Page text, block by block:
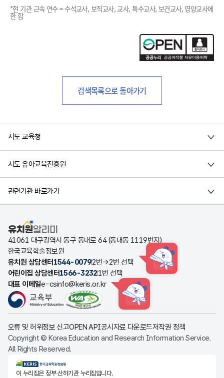
*현 기관 근속 연수 = 수석교사, 보직교사, 교사, 특수교사, 보건교사, 영양교사에
한 함
검색목록으로 돌아가기
시도 교육청
시도 유아교육진흥원
관련기관 바로가기
유치원알리미
41061 대구광역시 동구 동내로 64 (동내동 1119번지)
한국교육학술정보원
유치원 상담센터 1544-00792번→2번 선택 HINT
어린이집 상담센터1566-32321번 선택
대표 이메일e-csinfo@keris.or.kr
HINT
오류 및 허위정보 신고OPEN API공시자료 다운로드저작권 정책
Copyright © Korea Education and Research Information Service.
All Rights Reserved.
KERIS한국교육학술정보원
이 누리집은 정부 산하기관 누리집입니다.